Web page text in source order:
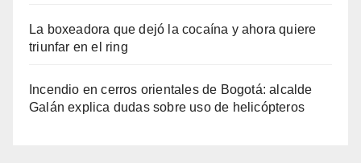
La boxeadora que dejó la cocaína y ahora quiere
triunfar en el ring​
Incendio en cerros orientales de Bogotá: alcalde
Galán explica dudas sobre uso de helicópteros